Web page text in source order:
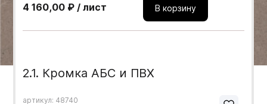
4 160,00 ₽ / лист В корзину
2.1. Кромка АБС и ПВХ
артикул: 48740